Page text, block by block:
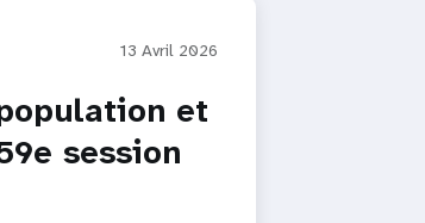
13 Avril 2026
et
session